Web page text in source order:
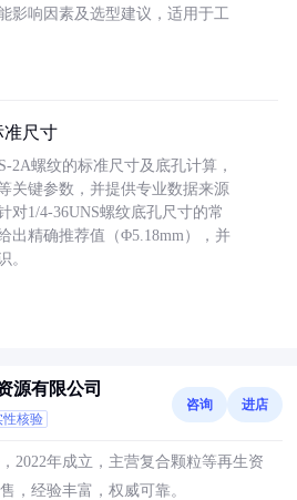
影响因素及选型建议，适用于工
准尺寸
2A螺纹的标准尺寸及底孔计算，
关键参数，并提供专业数据来源
对1/4-36UNS螺纹底孔尺寸的常
出精确推荐值（Φ5.18mm），并
。
源有限公司
性核验
咨询 进店
2022年成立，主营复合颗粒等再生资
，经验丰富，权威可靠。